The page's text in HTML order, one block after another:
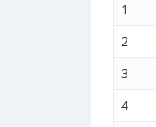
1
2
3
4